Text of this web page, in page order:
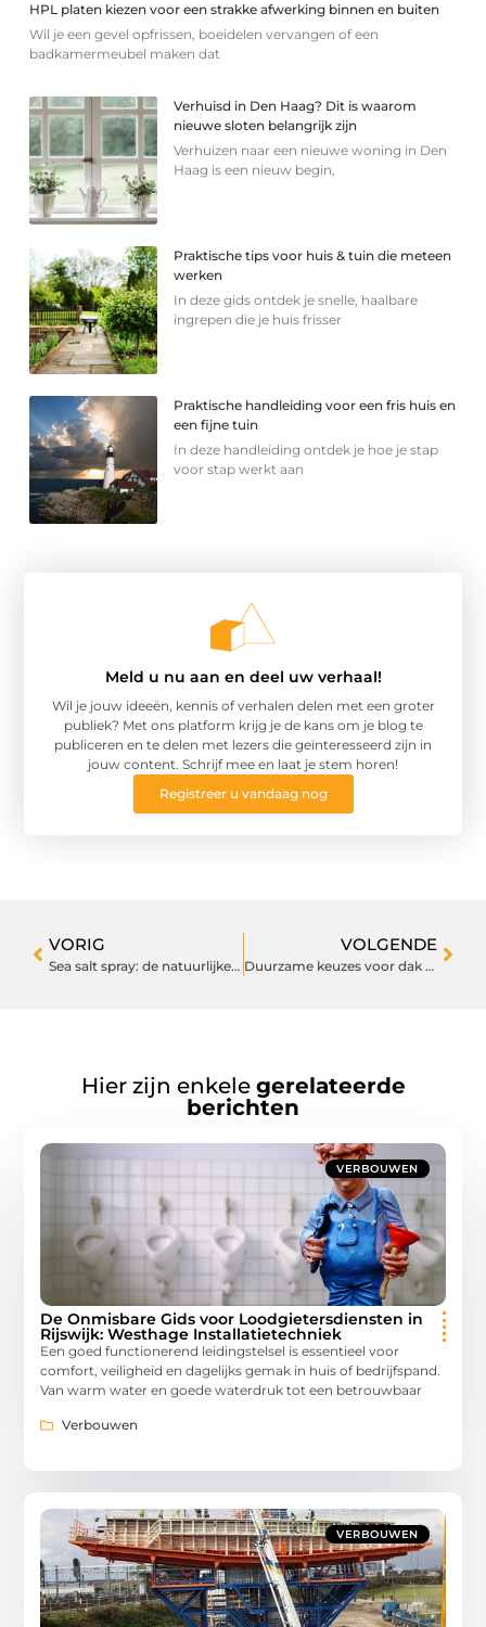
HPL platen kiezen voor een strakke afwerking binnen en buiten
Wil je een gevel opfrissen, boeidelen vervangen of een
badkamermeubel maken dat
Verhuisd in Den Haag? Dit is waarom
nieuwe sloten belangrijk zijn
Verhuizen naar een nieuwe woning in Den
Haag is een nieuw begin,
Praktische tips voor huis & tuin die meteen
werken
In deze gids ontdek je snelle, haalbare
ingrepen die je huis frisser
Praktische handleiding voor een fris huis en
een fijne tuin
In deze handleiding ontdek je hoe je stap
voor stap werkt aan
Meld u nu aan en deel uw verhaal!
Wil je jouw ideeën, kennis of verhalen delen met een groter
publiek? Met ons platform krijg je de kans om je blog te
publiceren en te delen met lezers die geïnteresseerd zijn in
jouw content. Schrijf mee en laat je stem horen!
Registreer u vandaag nog
VORIG
Sea salt spray: de natuurlijke weg naar beachy waves
VOLGENDE
Duurzame keuzes voor dak en gevel: waarom vezelcement en gevelplaten het overwegen waard zijn
Hier zijn enkele gerelateerde
berichten
VERBOUWEN
De Onmisbare Gids voor Loodgietersdiensten in
Rijswijk: Westhage Installatietechniek
Een goed functionerend leidingstelsel is essentieel voor
comfort, veiligheid en dagelijks gemak in huis of bedrijfspand.
Van warm water en goede waterdruk tot een betrouwbaar
Verbouwen
VERBOUWEN